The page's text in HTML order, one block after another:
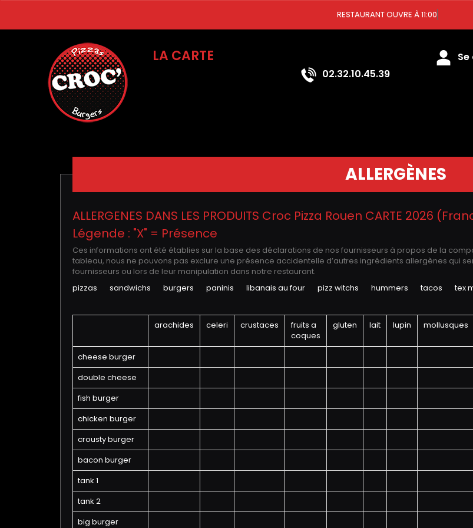
RESTAURANT OUVRE À 11:00
LA CARTE
02.32.10.45.39
ALLERGÈNES
ALLERGENES DANS LES PRODUITS Croc Pizza Rouen CARTE 2026
Légende : "X" = Présence
Ces informations ont été établies sur la base des déclarations de nos fournisseurs à propos de la
tableau, nous ne pouvons pas exclure une présence accidentelle d’autres ingrédients allergènes qui
fournisseurs ou lors de leur manipulation dans notre restaurant.
pizzas
sandwichs burgers paninis libanais au four pizz witchs hummers tacos tex
arachides celeri crustaces
fruits a
coques
gluten lait lupin mollusques
cheese burger
double cheese
fish burger
chicken burger
crousty burger
bacon burger
tank 1
tank 2
big burger